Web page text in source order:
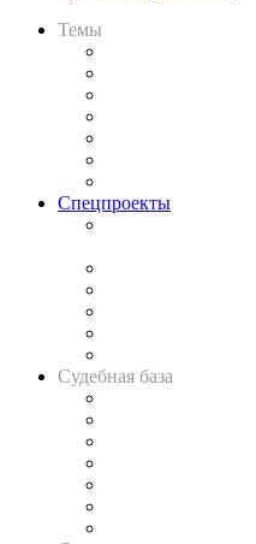
Темы
Спецпроекты
Судебная база